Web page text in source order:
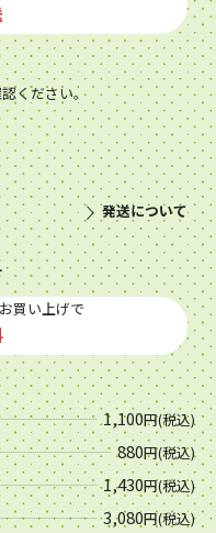
ください。
発送について
買い上げで
1,100円(税込)
880円(税込)
1,430円(税込)
3,080円(税込)